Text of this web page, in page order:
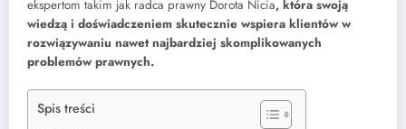
ekspertom takim jak radca prawny Dorota Nicia, która swoją
wiedzą i doświadczeniem skutecznie wspiera klientów w
rozwiązywaniu nawet najbardziej skomplikowanych
problemów prawnych.
Spis treści